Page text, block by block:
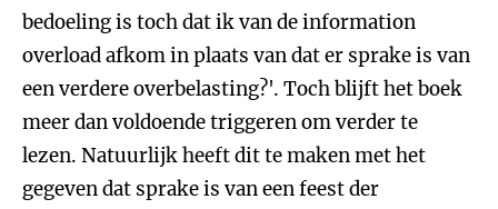
bedoeling is toch dat ik van de information
overload afkom in plaats van dat er sprake is van
een verdere overbelasting?'. Toch blijft het boek
meer dan voldoende triggeren om verder te
lezen. Natuurlijk heeft dit te maken met het
gegeven dat sprake is van een feest der